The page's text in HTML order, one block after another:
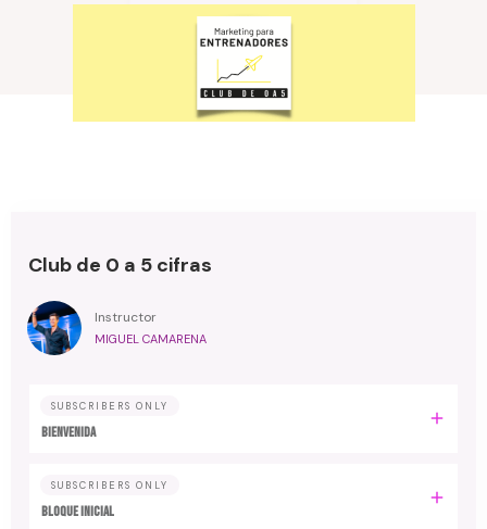
Club de 0 a 5 cifras
Instructor
MIGUEL CAMARENA
SUBSCRIBERS ONLY
BIENVENIDA
SUBSCRIBERS ONLY
BLOQUE INICIAL